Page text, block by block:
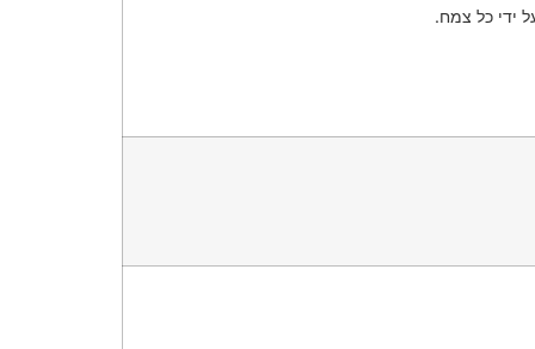
ידי כל צמח.